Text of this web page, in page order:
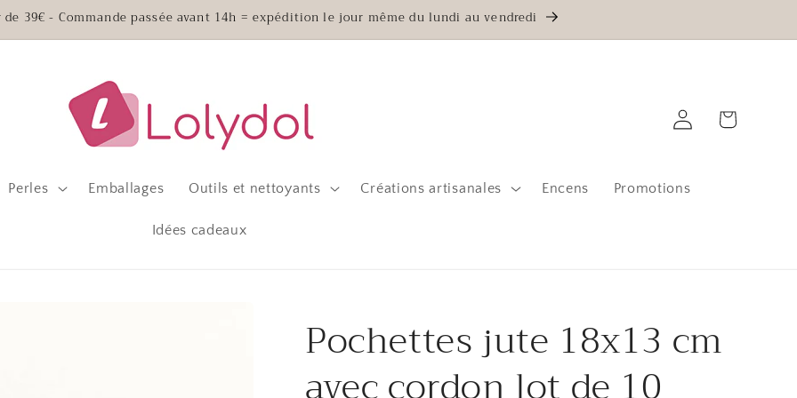
39€ - Commande passée avant 14h = expédition le jour même du lundi au vendredi
Perles Emballages Outils et nettoyants Créations artisanales Encens Promotions
Idées cadeaux
Connexion Panier
Pochettes jute 18x13 cm